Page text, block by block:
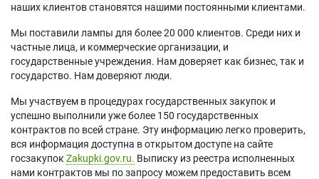
наших клиентов становятся нашими постоянными клиентами.
Мы поставили лампы для более 20 000 клиентов. Среди них и
частные лица, и коммерческие организации, и
государственные учреждения. Нам доверяет как бизнес, так и
государство. Нам доверяют люди.
Мы участвуем в процедурах государственных закупок и
успешно выполнили уже более 150 государственных
контрактов по всей стране. Эту информацию легко проверить,
вся информация доступна в открытом доступе на сайте
госзакупок Zakupki.gov.ru. Выписку из реестра исполненных
нами контрактов мы по запросу можем предоставить всем